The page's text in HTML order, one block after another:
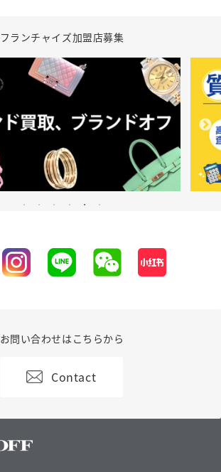
フランチャイズ加盟店募集
お問い合わせはこちらから
Contact